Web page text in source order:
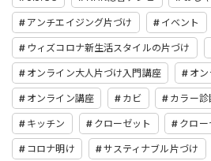
アンチエイジング片づけ イベント
ウィズコロナ新生活スタイルの片づけ
オンライン大人片づけ入門講座 オ
オンライン講座 カビ カラー診
キッチン クローゼット クロー
コロナ明け サスティナブル片づけ